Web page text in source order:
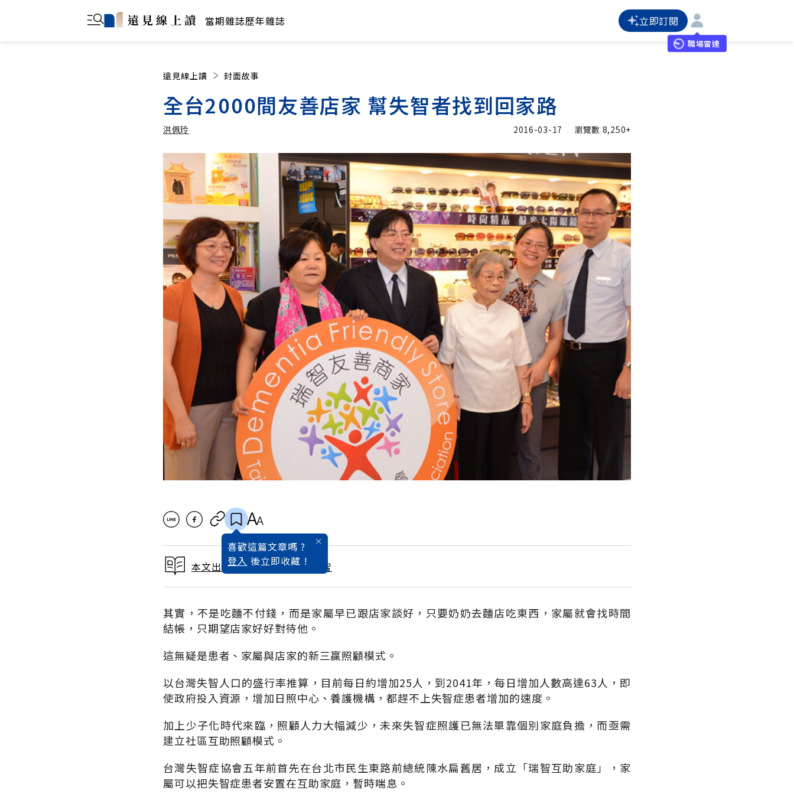
當期雜誌歷年雜誌 立即訂閱
職場雷達
遠見線上讀 封面故事
全台2000間友善店家 幫失智者找到回家路
洪佩玲
洪佩玲 加入追蹤
2016-03-17 瀏覽數 8,250+
喜歡這篇文章嗎 ?
登入 後立即收藏 !
本文出自10位名醫教你預防失智
其實，不是吃麵不付錢，而是家屬早已跟店家談好，只要奶奶去麵店吃東西，家屬就會找時間
結帳，只期望店家好好對待他。
這無疑是患者、家屬與店家的新三贏照顧模式。
以台灣失智人口的盛行率推算，目前每日約增加25人，到2041年，每日增加人數高達63人，即
使政府投入資源，增加日照中心、養護機構，都趕不上失智症患者增加的速度。
加上少子化時代來臨，照顧人力大幅減少，未來失智症照護已無法單靠個別家庭負擔，而亟需
建立社區互助照顧模式。
台灣失智症協會五年前首先在台北市民生東路前總統陳水扁舊居，成立「瑞智互助家庭」，家
屬可以把失智症患者安置在互助家庭，暫時喘息。